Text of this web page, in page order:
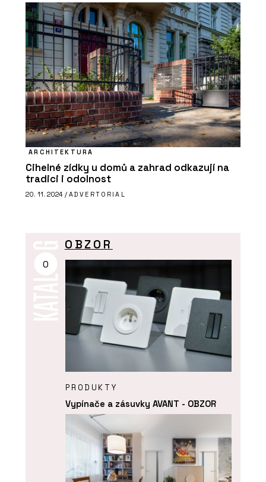
ARCHITEKTURA
Cihelné zídky u domů a zahrad odkazují na
tradici i odolnost
20. 11. 2024 / ADVERTORIAL
O
OBZOR
PRODUKTY
Vypínače a zásuvky AVANT - OBZOR